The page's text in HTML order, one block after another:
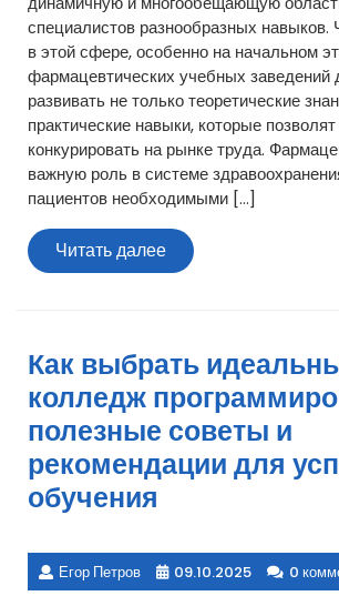
специалистов разнообразных навыков.
в этой сфере, особенно на начальном
фармацевтических учебных
развивать не только теоретические
практические навыки, которые
конкурировать на рынке труда.
важную роль в системе
пациентов необходимыми […]
Читать далееЧитать
далее
Как выбрать
колледж
полезные советы и
рекомендации для
обучения
Егор Петров 09.10.2025 0